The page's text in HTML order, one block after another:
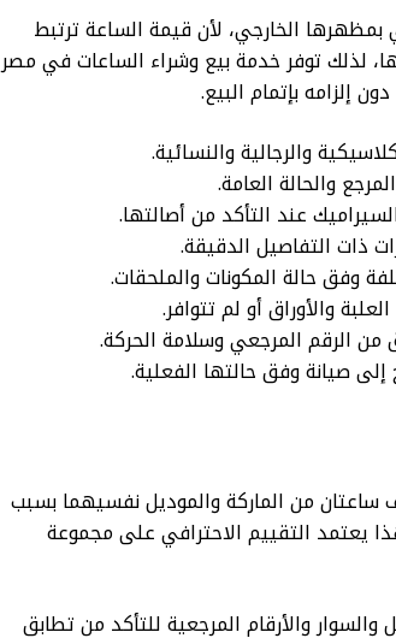
الخارجي، لأن قيمة الساعة ترتبط
لذلك توفر خدمة بيع وشراء الساعات في مصر
إلزامه بإتمام البيع.
صيانة وفق حالتها الفعلية.
من الماركة والموديل نفسيهما بسبب
يعتمد التقييم الاحترافي على مجموعة
والأرقام المرجعية للتأكد من تطابق